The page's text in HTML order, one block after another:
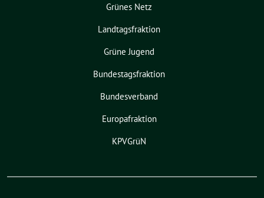
Grünes Netz
Landtagsfraktion
Grüne Jugend
Bundestagsfraktion
Bundesverband
Europafraktion
KPVGrüN